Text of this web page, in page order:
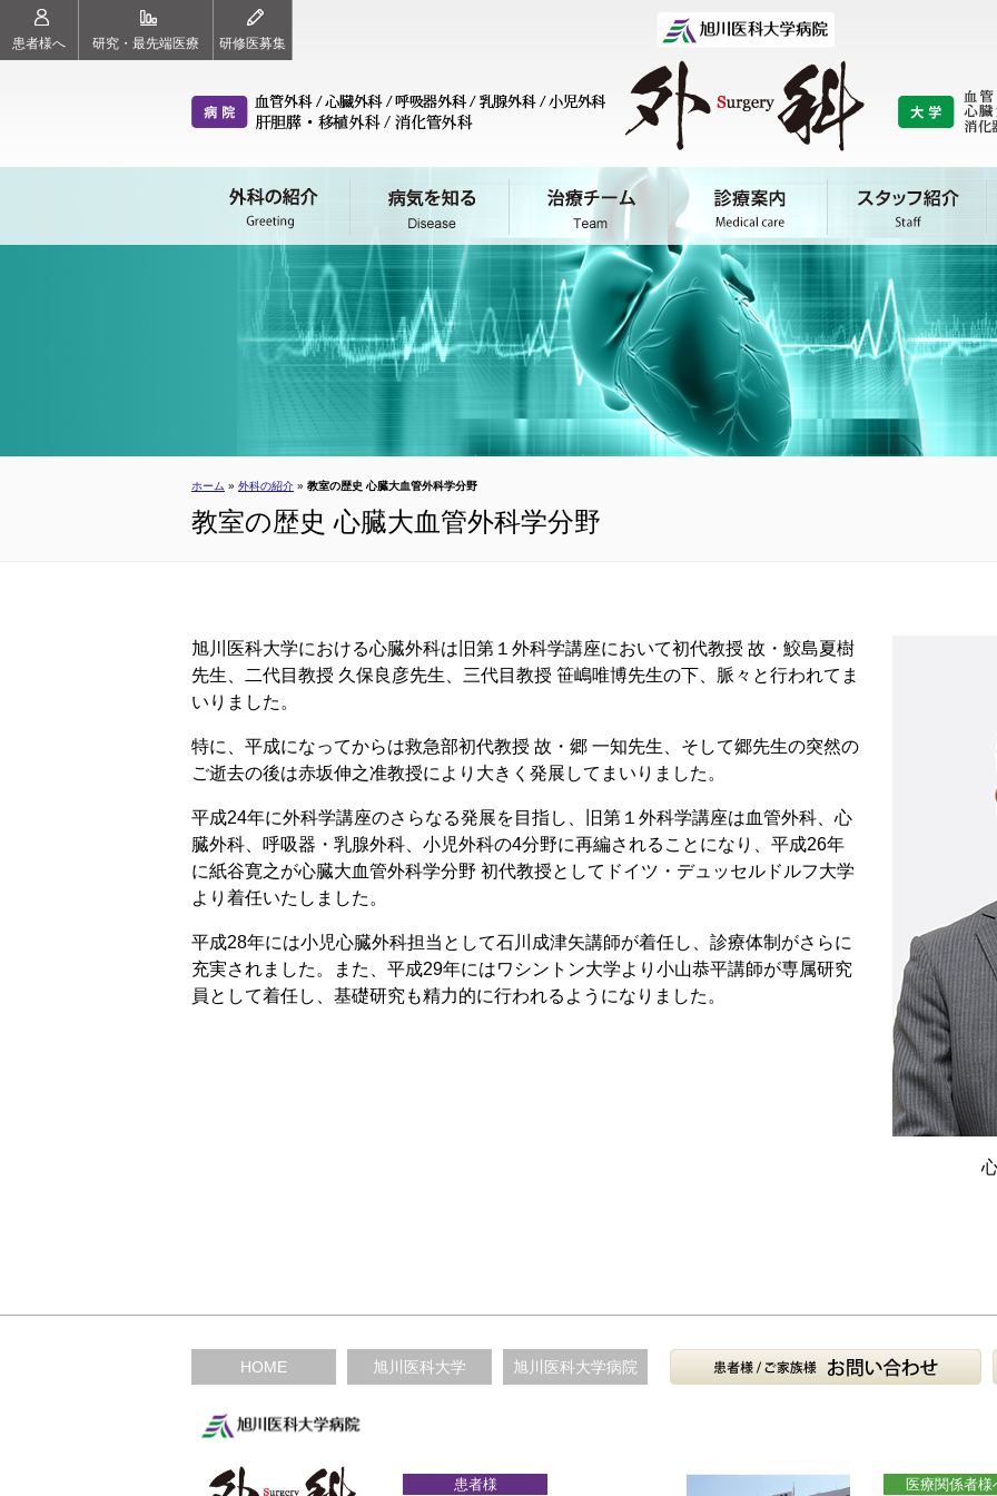
患者様へ 研究・最先端医療 研修医募集
外科の紹介（ごあいさつ）
教授 横尾 英樹
（教室の歴史）
血管・呼吸・腫瘍
病態外科学分野
心臓大血管外科学
肝胆膵・移植外科
学分野
病気を知る
治療チーム（各科のご案内）
心臓外科 乳腺外科 小児外科 肝胆膵・移植外
再診の手続き 予約について 入院について
スタッフ紹介
呼吸器外科 乳腺外科 小児外科 肝胆膵・移植外
研究
基礎研究 / 臨床研究 / 研究業績 論文
最先端医療
血管外科
/心臓外科/ 乳腺外科/呼吸器外科 / 小
肝胆膵・移植外科/
消化管外科
ホーム » 外科の紹介 » 教室の歴史 心臓大血管外科学分野
教室の歴史 心臓大血管外科学分野
旭川医科大学における心臓外科は旧第１外科学講座において初代教授 故・鮫島夏樹
先生、二代目教授 久保良彦先生、三代目教授 笹嶋唯博先生の下、脈々と行われてま
いりました。
特に、平成になってからは救急部初代教授 故・郷 一知先生、そして郷先生の突然の
ご逝去の後は赤坂伸之准教授により大きく発展してまいりました。
平成24年に外科学講座のさらなる発展を目指し、旧第１外科学講座は血管外科、心
臓外科、呼吸器・乳腺外科、小児外科の4分野に再編されることになり、平成26年
に紙谷寛之が心臓大血管外科学分野 初代教授としてドイツ・デュッセルドルフ大学
より着任いたしました。
平成28年には小児心臓外科担当として石川成津矢講師が着任し、診療体制がさらに
充実されました。また、平成29年にはワシントン大学より小山恭平講師が専属研究
員として着任し、基礎研究も精力的に行われるようになりました。
HOME 旭川医科大学 旭川医科大学病院
患者様 医療関係者様